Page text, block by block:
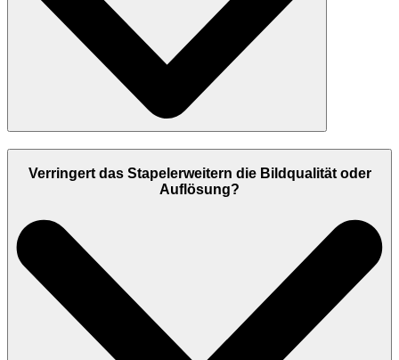
Verringert das Stapelerweitern die Bildqualität oder
Auflösung?